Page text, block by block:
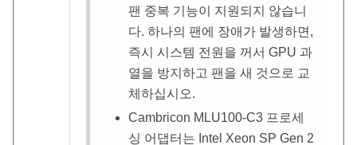
팬 중복 기능이 지원되지 않습니
다. 하나의 팬에 장애가 발생하면,
즉시 시스템 전원을 꺼서 GPU 과
열을 방지하고 팬을 새 것으로 교
체하십시오.
Cambricon MLU100-C3 프로세
싱 어댑터는 Intel Xeon SP Gen 2